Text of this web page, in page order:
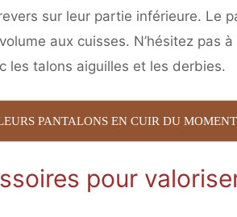
sur leur partie inférieure. Le
aux cuisses. N’hésitez pas
les talons aiguilles et les derbies.
PANTALONS EN CUIR DU MOMENT
pour